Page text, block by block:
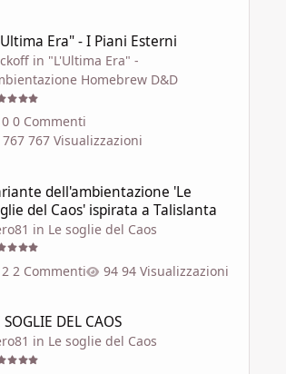
Era" - I Piani Esterni
in "L'Ultima Era" -
Homebrew D&D
0 Commenti
767 Visualizzazioni
dell'ambientazione 'Le
del Caos' ispirata a Talislanta
in Le soglie del Caos
2 Commenti 94 Visualizzazioni
SOGLIE DEL CAOS
in Le soglie del Caos